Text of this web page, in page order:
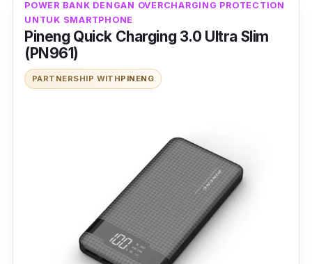
POWER BANK DENGAN OVERCHARGING PROTECTION
UNTUK SMARTPHONE
Pineng Quick Charging 3.0 Ultra Slim
(PN961)
PARTNERSHIP WITHPINENG